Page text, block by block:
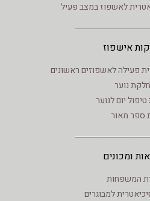
אישפוז
נוער
יום לנוער
ספר מאור
ומכונים
המשפחות
למבוגרים